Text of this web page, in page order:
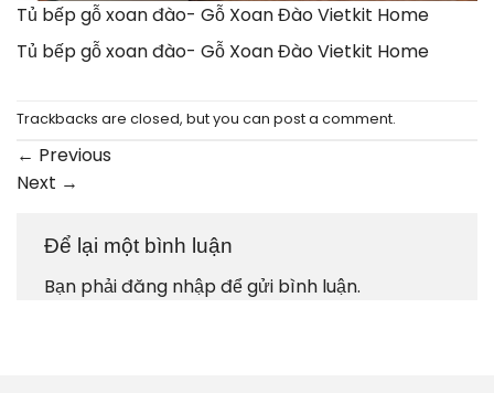
Tủ bếp gỗ xoan đào- Gỗ Xoan Đào Vietkit Home
Tủ bếp gỗ xoan đào- Gỗ Xoan Đào Vietkit Home
Trackbacks are closed, but you can post a comment.
← Previous
Next →
Để lại một bình luận
Bạn phảiđăng nhậpđể gửi bình luận.